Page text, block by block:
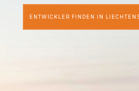
ENTWICKLER FINDEN IN